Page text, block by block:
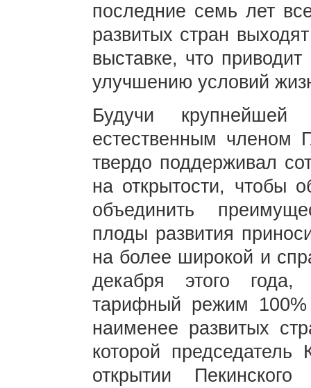
последние семь лет
развитых стран
выставке, что
улучшению условий
Будучи
естественным членом
твердо поддерживал
на открытости, чтобы
объединить
плоды развития
на более широкой и
декабря этого года,
тарифный режим 100%
наименее развитых
которой
открытии